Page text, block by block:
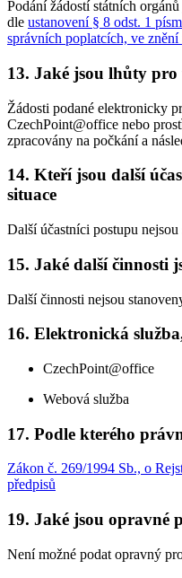
Podání žádostí státních
dle ustanovení § 8 odst. 1
správních poplatcích, ve
13. Jaké jsou lhůty
Žádosti podané elektronicky
CzechPoint@office nebo
zpracovány na počkání a
14. Kteří jsou další
situace
Další účastníci postupu nejsou
15. Jaké další činnosti
Další činnosti nejsou
16. Elektronická
CzechPoint@office
Webová služba
17. Podle kterého
Zákon č. 269/1994 Sb., o
předpisů
19. Jaké jsou opravné
Není možné podat opravný